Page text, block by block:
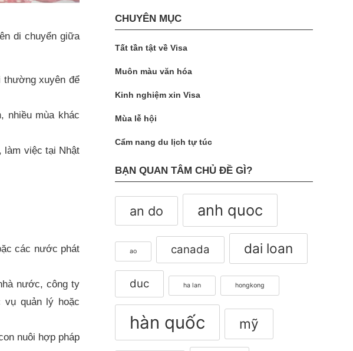
di chuyển giữa
thường xuyên để
nhiều mùa khác
làm việc tại Nhật
các nước phát
nước, công ty
quản lý hoặc
nuôi hợp pháp
CHUYÊN MỤC
Tất tần tật về Visa
Muôn màu văn hóa
Kinh nghiệm xin Visa
Mùa lễ hội
Cẩm nang du lịch tự túc
BẠN QUAN TÂM CHỦ ĐỀ GÌ?
an do anh quoc
ao canada dai loan
duc ha lan hongkong
hàn quốc mỹ